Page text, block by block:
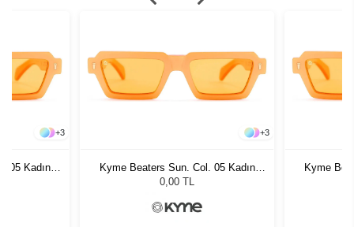
+3
05 Kadın
+3
Kyme Beaters Sun. Col. 05 Kadın
Güneş Gözlüğü
0,00 TL
Kyme